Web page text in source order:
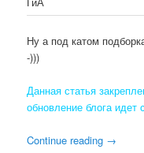
Ну а под катом
-)))
Данная статья
обновление блога идет
Continue reading →